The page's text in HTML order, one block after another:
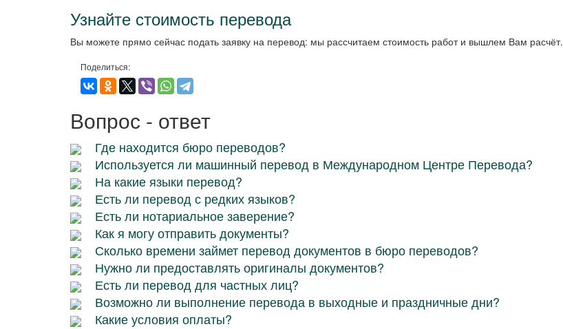
Узнайте стоимость перевода
Вы можете прямо сейчас подать заявку на перевод: мы рассчитаем стоимость работ и вышлем Вам расчёт.
Поделиться:
Вопрос - ответ
Где находится бюро переводов?
Используется ли машинный перевод в Международном Центре Перевода?
На какие языки перевод?
Есть ли перевод с редких языков?
Есть ли нотариальное заверение?
Как я могу отправить документы?
Сколько времени займет перевод документов в бюро переводов?
Нужно ли предоставлять оригиналы документов?
Есть ли перевод для частных лиц?
Возможно ли выполнение перевода в выходные и праздничные дни?
Какие условия оплаты?